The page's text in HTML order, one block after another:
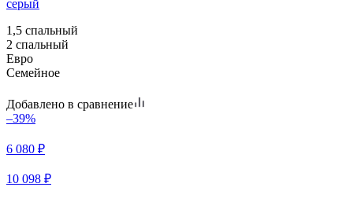
серый
1,5 спальный
2 спальный
Евро
Семейное
Добавлено в сравнение
–39%
6 080 ₽
10 098 ₽